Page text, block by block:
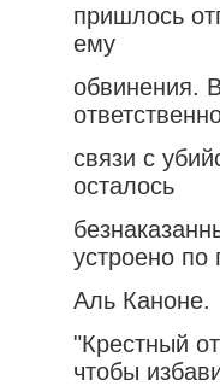
пришлось
ему
обвинения.
связи с
осталось
устроено по
Аль Каноне.
"Крестный
чтобы